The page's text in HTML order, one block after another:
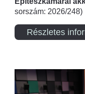
sorszám: 2026/248)
Részletes